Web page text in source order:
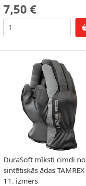
7,50 €
DuraSoft mīksti cimdi no
sintētiskās ādas TAMREX
11. izmērs